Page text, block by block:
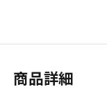
商品詳細